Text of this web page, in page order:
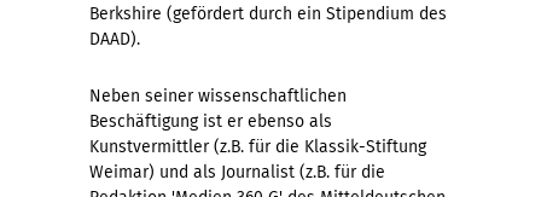
Berkshire (gefördert durch ein Stipendium des
DAAD).
Neben seiner wissenschaftlichen
Beschäftigung ist er ebenso als
Kunstvermittler (z.B. für die Klassik-Stiftung
Weimar) und als Journalist (z.B. für die